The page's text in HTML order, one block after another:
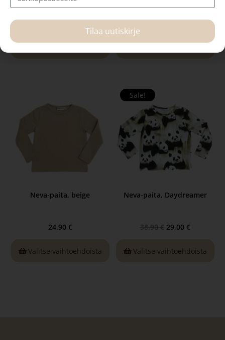
Neva-paita, beige
24,90 €
Valitse vaihtoehdoista
Sale!
Neva-paita, Daydreamer
38,90 € 29,00 €
Valitse vaihtoehdoista
Tilaa uutiskirje